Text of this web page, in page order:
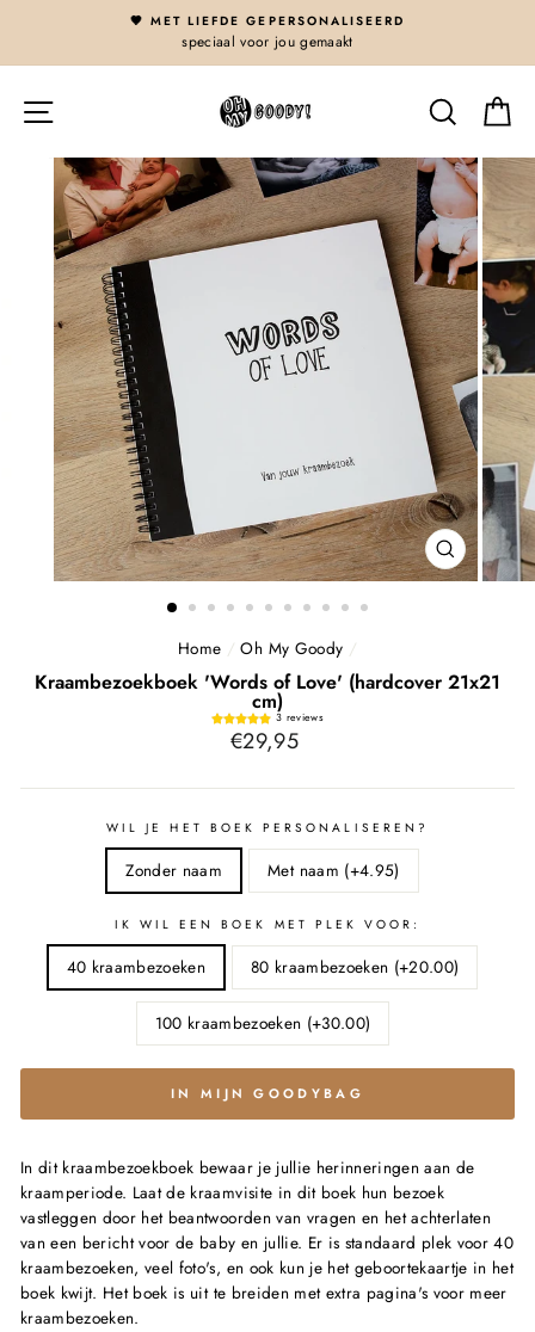
content
🤎 MET LIEFDE GEPERSONALISEERD
speciaal voor jou gemaakt
Zoeken
SLUITEN
(ESC)
Home / Oh My Goody /
Kraambezoekboek 'Words of Love' (hardcover 21x21
cm)
3 reviews
Normale
€29,95
WIL JE HET BOEK PERSONALISEREN?
Zonder naam Met naam (+4.95)
IK WIL EEN BOEK MET PLEK VOOR:
40 kraambezoeken 80 kraambezoeken (+20.00)
100 kraambezoeken (+30.00)
IN MIJN GOODYBAG
In dit kraambezoekboek bewaar je jullie herinneringen aan de
kraamperiode. Laat de kraamvisite in dit boek hun bezoek
vastleggen door het beantwoorden van vragen en het achterlaten
van een bericht voor de baby en jullie. Er is standaard plek voor 40
kraambezoeken, veel foto's, en ook kun je het geboortekaartje in het
boek kwijt. Het boek is uit te breiden met extra pagina's voor meer
kraambezoeken.
{{currency}}{{discount}} undefined